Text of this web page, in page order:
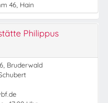
46, Hain
Philippus
Bruderwald